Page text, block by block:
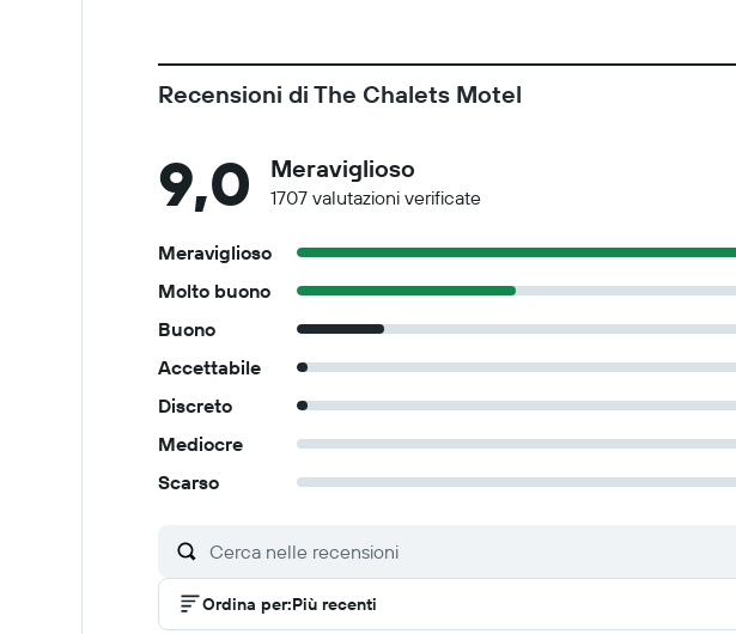
Recensioni di The Chalets Motel
9,0 Meraviglioso
1707 valutazioni verificate
Meraviglioso
Molto buono
Buono
Accettabile
Discreto
Mediocre
Scarso
Ordina per:Più recenti